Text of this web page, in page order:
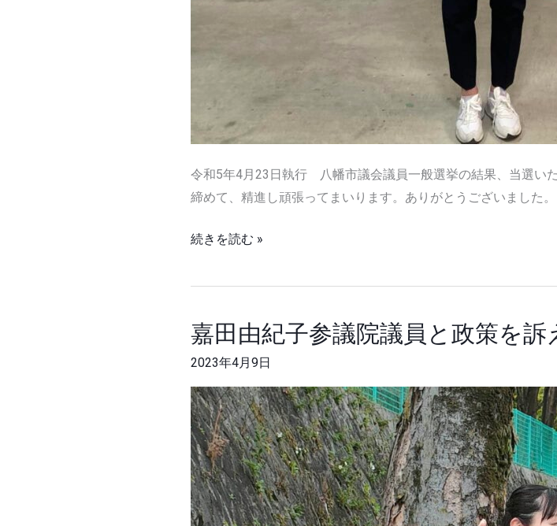
令和5年4月23日執行 八幡市議会議員一般選挙の結果、当選い
締めて、精進し頑張ってまいります。ありがとうございまし
続きを読む »
嘉田由紀子参議院議員と政策を訴
2023年4月9日
嘉
紀
子
参
議
院
議